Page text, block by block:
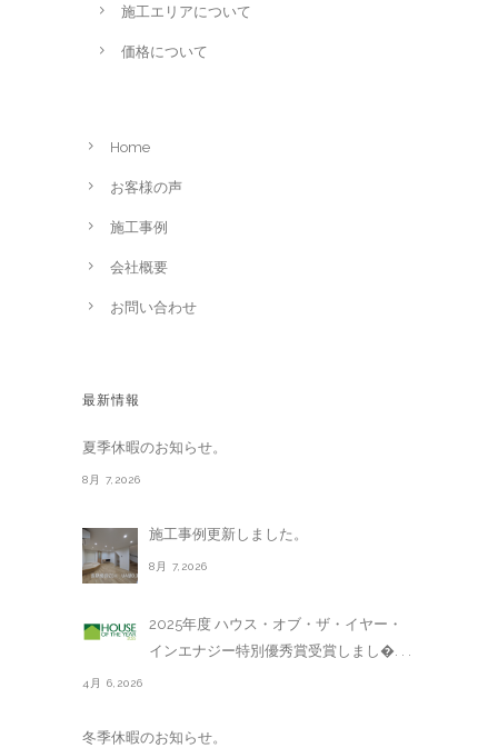
施工エリアについて
価格について
Home
お客様の声
施工事例
会社概要
お問い合わせ
最新情報
夏季休暇のお知らせ。
8月 7,2026
施工事例更新しました。
8月 7,2026
2025年度 ハウス・オブ・ザ・イヤー・
インエナジー特別優秀賞受賞しまし�. . .
4月 6,2026
冬季休暇のお知らせ。